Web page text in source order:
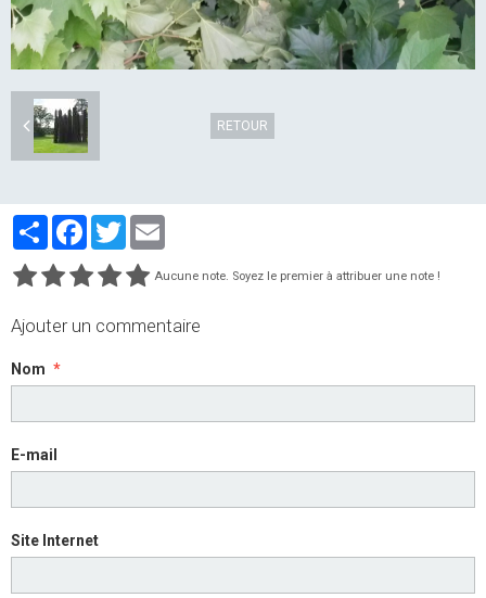
RETOUR
PartagerFacebook
Twitter
Aucune note. Soyez le premier à attribuer une note !
Ajouter un commentaire
Nom
E-mail
Site Internet